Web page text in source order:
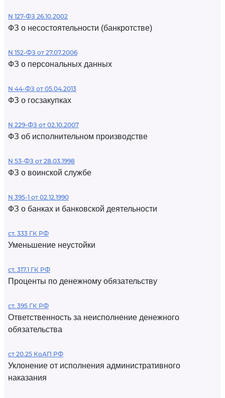
N 127-ФЗ 26.10.2002
ФЗ о несостоятельности (банкротстве)
N 152-ФЗ от 27.07.2006
ФЗ о персональных данных
N 44-ФЗ от 05.04.2013
ФЗ о госзакупках
N 229-ФЗ от 02.10.2007
ФЗ об исполнительном производстве
N 53-ФЗ от 28.03.1998
ФЗ о воинской службе
N 395-1 от 02.12.1990
ФЗ о банках и банковской деятельности
ст. 333 ГК РФ
Уменьшение неустойки
ст. 317.1 ГК РФ
Проценты по денежному обязательству
ст. 395 ГК РФ
Ответственность за неисполнение денежного
обязательства
ст 20.25 КоАП РФ
Уклонение от исполнения административного
наказания